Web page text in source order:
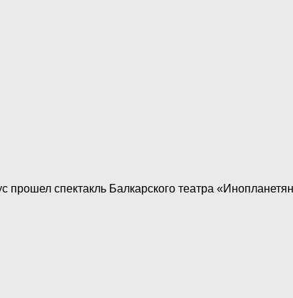
прошел спектакль Балкарского театра